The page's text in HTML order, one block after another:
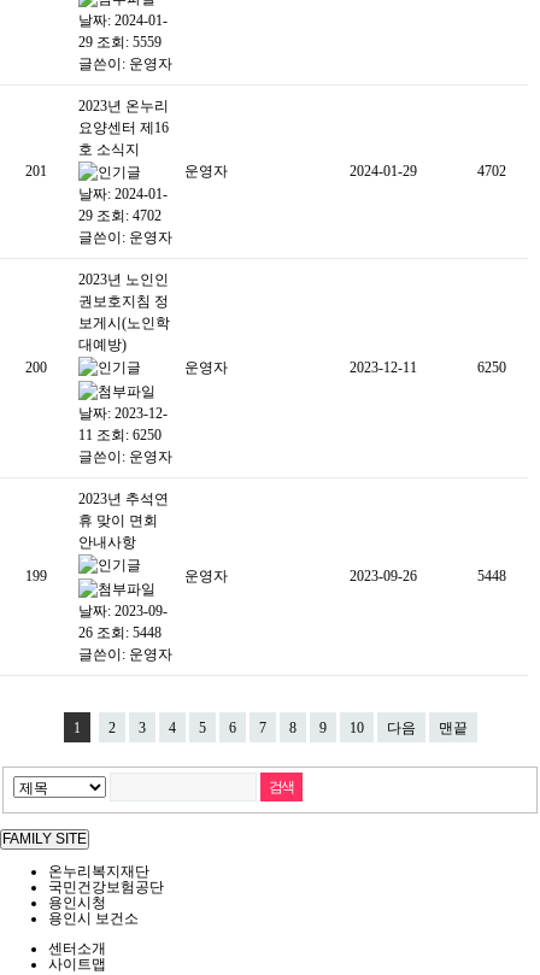
날짜: 2024-01-
29 조회: 5559
글쓴이: 운영자
201
2023년 온누리
요양센터 제16
호 소식지
날짜: 2024-01-
29 조회: 4702
글쓴이: 운영자
운영자 2024-01-29 4702
200
2023년 노인인
권보호지침 정
보게시(노인학
대예방)
날짜: 2023-12-
11 조회: 6250
글쓴이: 운영자
운영자 2023-12-11 6250
199
2023년 추석연
휴 맞이 면회
안내사항
날짜: 2023-09-
26 조회: 5448
글쓴이: 운영자
운영자 2023-09-26 5448
1 2 3 4 5 6 7 8 9 10 다음 맨끝
FAMILY SITE
온누리복지재단
국민건강보험공단
용인시청
용인시 보건소
센터소개
사이트맵